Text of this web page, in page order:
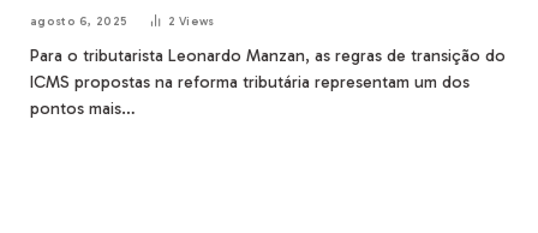
agosto 6, 2025 2Views
Para o tributarista Leonardo Manzan, as regras de transição do
ICMS propostas na reforma tributária representam um dos
pontos mais…